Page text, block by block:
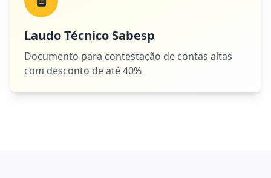
Laudo Técnico Sabesp
Documento para contestação de contas altas
com desconto de até 40%